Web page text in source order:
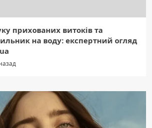
прихованих витоків та
на воду: експертний огляд